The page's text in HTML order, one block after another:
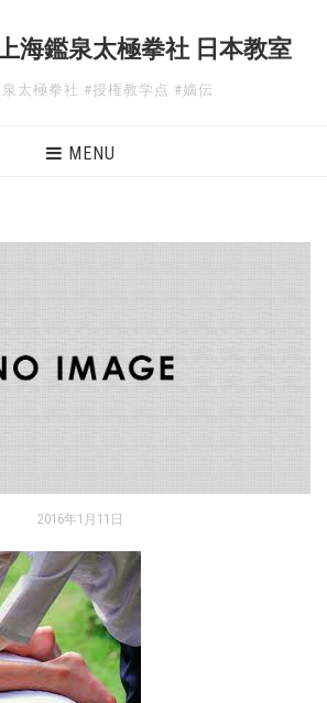
海鑑泉太極拳社 日本教室
太極拳社 #授権教学点 #嫡伝
MENU
2016年1月11日